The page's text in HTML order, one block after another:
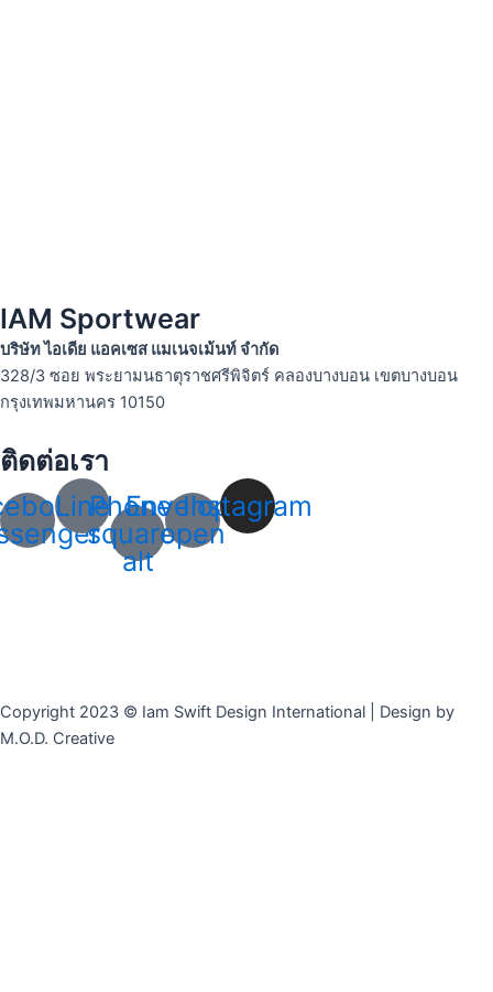
IAM Sportwear
บริษัท ไอเดีย แอคเซส แมเนจเม้นท์ จำกัด
328/3 ซอย พระยามนธาตุราชศรีพิจิตร์ คลองบางบอน เขตบางบอน
กรุงเทพมหานคร 10150
ติดต่อเรา
LinePhone-
square-
alt
Envelope-
open
Instagram
Copyright 2023 © Iam Swift Design International | Design by
M.O.D. Creative